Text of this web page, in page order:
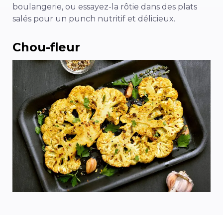
boulangerie, ou essayez-la rôtie dans des plats
salés pour un punch nutritif et délicieux.
Chou-fleur